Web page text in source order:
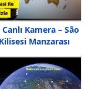
Kamera – São
Manzarası